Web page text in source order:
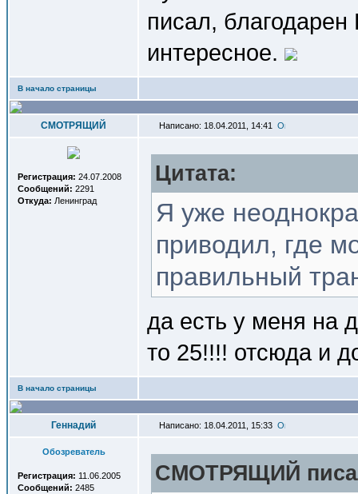
писал,
интересное.
В начало страницы
СМОТРЯЩИЙ Написано: 18.04.2011, 14:41
Регистрация: 24.07.2008
Сообщений: 2291
Откуда: Ленинград
Цитата:
Я уже
приводил, где
правильный
да есть у меня на
то 25!!!! отсюда и
В начало страницы
Геннадий Написано: 18.04.2011, 15:33
Обозреватель
Регистрация: 11.06.2005
Сообщений: 2485
СМОТРЯЩИЙ